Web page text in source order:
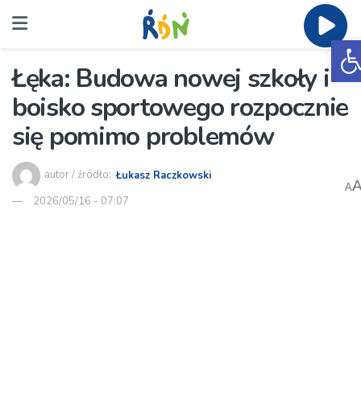
Łęka: Budowa nowej szkoły i
boisko sportowego rozpocznie
się pomimo problemów
autor / źródło: Łukasz Raczkowski
2026/05/16 - 07:07
A